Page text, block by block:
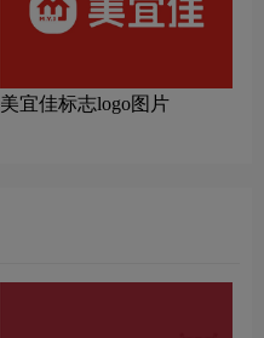
美宜佳标志logo图片